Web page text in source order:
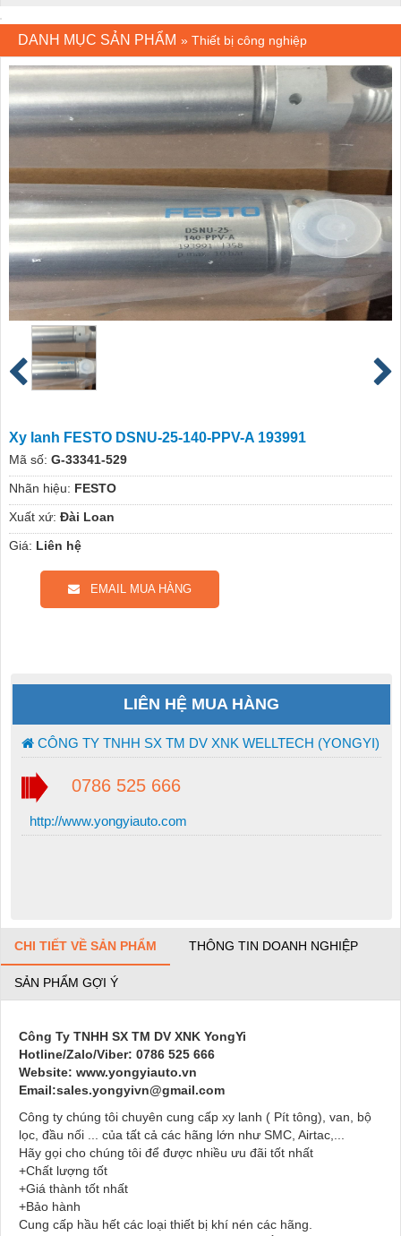
DANH MỤC SẢN PHẨM » Thiết bị công nghiệp
Xy lanh FESTO DSNU-25-140-PPV-A 193991
Mã số: G-33341-529
Nhãn hiệu: FESTO
Xuất xứ: Đài Loan
Giá: Liên hệ
EMAIL MUA HÀNG
LIÊN HỆ MUA HÀNG
CÔNG TY TNHH SX TM DV XNK WELLTECH (YONGYI)
0786 525 666
http://www.yongyiauto.com
CHI TIẾT VỀ SẢN PHẨM THÔNG TIN DOANH NGHIỆP
SẢN PHẨM GỢI Ý
Công Ty TNHH SX TM DV XNK YongYi
Hotline/Zalo/Viber: 0786 525 666
Website: www.yongyiauto.vn
Email:sales.yongyivn@gmail.com
Công ty chúng tôi chuyên cung cấp xy lanh ( Pít tông), van, bộ
lọc, đầu nối ... của tất cả các hãng lớn như SMC, Airtac,...
Hãy gọi cho chúng tôi để được nhiều ưu đãi tốt nhất
+Chất lượng tốt
+Giá thành tốt nhất
+Bảo hành
Cung cấp hầu hết các loại thiết bị khí nén các hãng.